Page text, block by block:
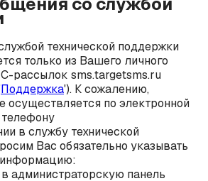
технической поддержки
только из Вашего личного
рассылок sms.targetsms.ru
Поддержка'). К сожалению,
осуществляется по электронной
в службу технической
Вас обязательно указывать
администраторскую панель